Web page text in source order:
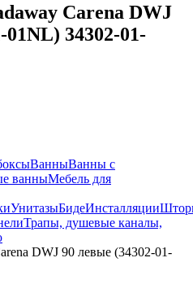
Carena DWJ
01NL) 34302-01-
ВанныВанны с
ванныМебель для
УнитазыБидеИнсталляции
Трапы, душевые каналы,
DWJ 90 левые (34302-01-